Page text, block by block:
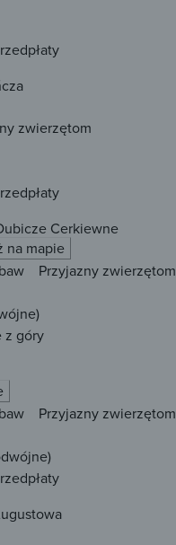
zwierzętom
Cerkiewne
na mapie
Przyjazny zwierzętom
z góry
Przyjazny zwierzętom